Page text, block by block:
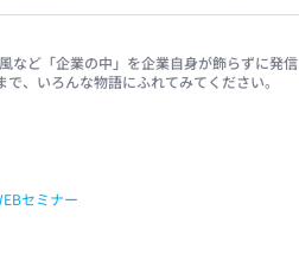
など「企業の中」を企業自身が飾らずに発信
、いろんな物語にふれてみてください。
セミナー